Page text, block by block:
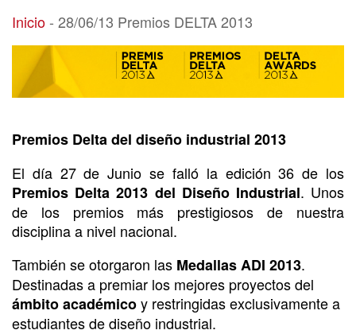
28/06/13 Premios DELTA 2013
Inicio- 28/06/13 Premios DELTA 2013
Premios Delta del diseño industrial 2013
El día 27 de Junio se falló la edición 36 de los
Premios Delta 2013 del Diseño Industrial. Unos
de los premios más prestigiosos de nuestra
disciplina a nivel nacional.
También se otorgaron las Medallas ADI 2013.
Destinadas a premiar los mejores proyectos del
ámbito académicoy restringidas exclusivamente a
estudiantes de diseño industrial.